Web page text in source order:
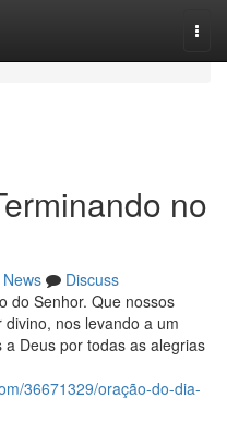
no
News
Discuss
do Senhor. Que nossos
nos levando a um
Deus por todas as alegrias
36671329/oração-do-dia-